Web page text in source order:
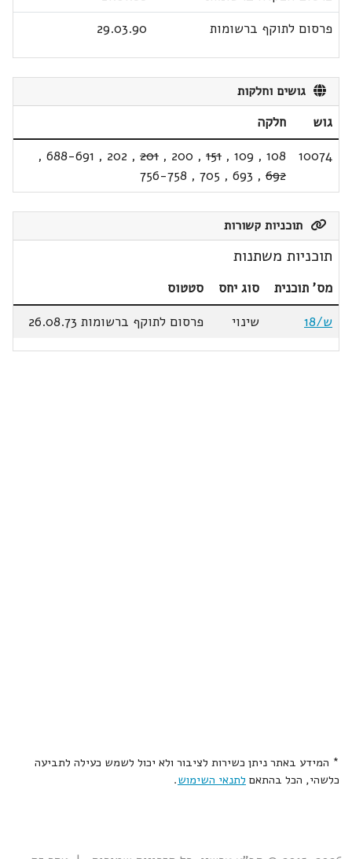
פרסום לתוקף ברשומות
29.03.90
גושים וחלקות
גוש
חלקה
10074
108
,
109
,
151
,
200
,
201
,
202
,
688-691
,
692
,
693
,
705
,
756-758
תוכניות קשורות
תוכניות משתנות
מס' תוכנית סוג יחס
סטטוס
ש/18
שינוי פרסום לתוקף ברשומות 26.08.73
* המידע באתר ניתן כשירות לציבור ולא יכול לשמש כעילה לתביעה
כלשהי, הכל בהתאם לתנאי השימוש.